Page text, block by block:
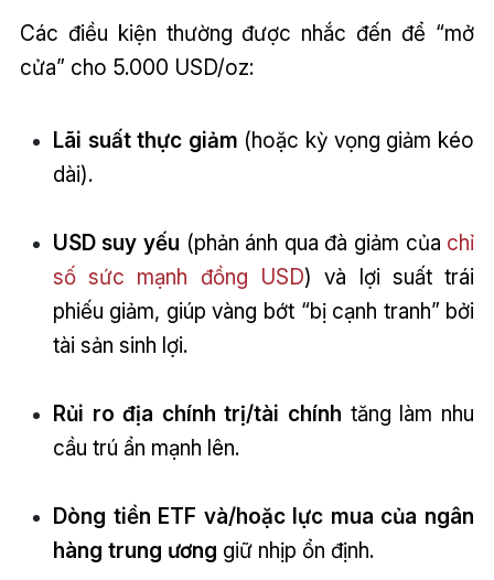
Các điều kiện thường được nhắc đến để “mở
cửa” cho 5.000 USD/oz:
Lãi suất thực giảm (hoặc kỳ vọng giảm kéo
dài).
USD suy yếu (phản ánh qua đà giảm của chỉ
số sức mạnh đồng USD) và lợi suất trái
phiếu giảm, giúp vàng bớt “bị cạnh tranh” bởi
tài sản sinh lợi.
Rủi ro địa chính trị/tài chính tăng làm nhu
cầu trú ẩn mạnh lên.
Dòng tiền ETF và/hoặc lực mua của ngân
hàng trung ương giữ nhịp ổn định.